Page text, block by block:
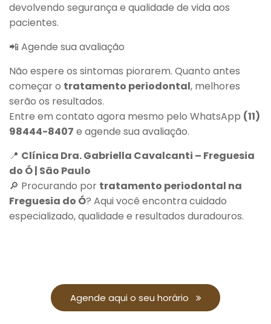
devolvendo segurança e qualidade de vida aos
pacientes.
📲 Agende sua avaliação
Não espere os sintomas piorarem. Quanto antes
começar o tratamento periodontal, melhores
serão os resultados.
Entre em contato agora mesmo pelo WhatsApp (11)
98444-8407 e agende sua avaliação.
📍 Clínica Dra. Gabriella Cavalcanti – Freguesia
do Ó | São Paulo
🔎 Procurando por tratamento periodontal na
Freguesia do Ó? Aqui você encontra cuidado
especializado, qualidade e resultados duradouros.
Agende aqui o seu horário